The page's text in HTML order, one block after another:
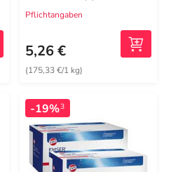
Pflichtangaben
5,26 €
(175,33 €/1 kg)
-19%3